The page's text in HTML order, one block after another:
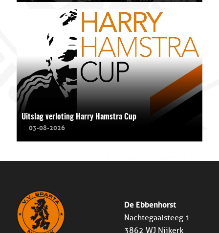
Uitslag verloting Harry Hamstra Cup
03-08-2026
De Ebbenhorst
Nachtegaalsteeg 1
3862 WJ Nijkerk